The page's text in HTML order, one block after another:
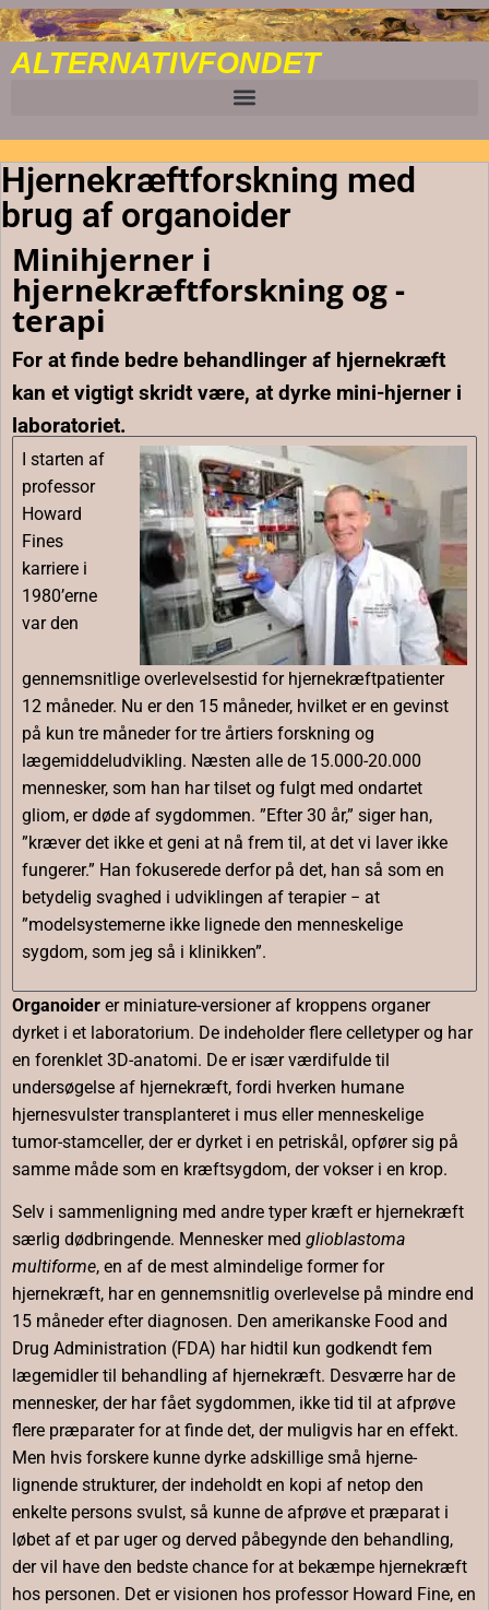
ALTERNATIVFONDET
Hjernekræftforskning med
brug af organoider
Minihjerner i
hjernekræftforskning og -
terapi
For at finde bedre behandlinger af hjernekræft
kan et vigtigt skridt være, at dyrke mini-hjerner i
laboratoriet.
I starten af ​​
professor
Howard
Fines
karriere i
1980’erne
var den
gennemsnitlige overlevelsestid for hjernekræftpatienter
12 måneder. Nu er den 15 måneder, hvilket er en gevinst
på kun tre måneder for tre årtiers forskning og
lægemiddeludvikling. Næsten alle de 15.000-20.000
mennesker, som han har tilset og fulgt med ondartet
gliom, er døde af sygdommen. ”Efter 30 år,” siger han,
”kræver det ikke et geni at nå frem til, at det vi laver ikke
fungerer.” Han fokuserede derfor på det, han så som en
betydelig svaghed i udviklingen af ​​terapier − at
”modelsystemerne ikke lignede den menneskelige
sygdom, som jeg så i klinikken”.
Organoider er miniature-versioner af kroppens organer
dyrket i et laboratorium. De indeholder flere celletyper og har
en forenklet 3D-anatomi. De er især værdifulde til
undersøgelse af hjernekræft, fordi hverken humane
hjernesvulster transplanteret i mus eller menneskelige
tumor-stamceller, der er dyrket i en petriskål, opfører sig på
samme måde som en kræftsygdom, der vokser i en krop.
Selv i sammenligning med andre typer kræft er hjernekræft
særlig dødbringende. Mennesker med glioblastoma
multiforme, en af ​​de mest almindelige former for
hjernekræft, har en gennemsnitlig overlevelse på mindre end
15 måneder efter diagnosen. Den amerikanske Food and
Drug Administration (FDA) har hidtil kun godkendt fem
lægemidler til behandling af hjernekræft. Desværre har de
mennesker, der har fået sygdommen, ikke tid til at afprøve
flere præparater for at finde det, der muligvis har en effekt.
Men hvis forskere kunne dyrke adskillige små hjerne-
lignende strukturer, der indeholdt en kopi af netop den
enkelte persons svulst, så kunne de afprøve et præparat i
løbet af et par uger og derved påbegynde den behandling,
der vil have den bedste chance for at bekæmpe hjernekræft
hos personen. Det er visionen hos professor Howard Fine, en